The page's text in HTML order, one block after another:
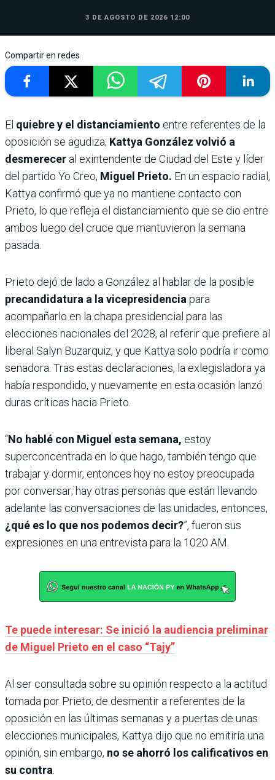
3 DE AGOSTO DE 2026 12:00
Compartir en redes
El quiebre y el distanciamiento entre referentes de la
oposición se agudiza; Kattya González volvió a
desmerecer al exintendente de Ciudad del Este y líder
del partido Yo Creo, Miguel Prieto. En un espacio radial,
Kattya confirmó que ya no mantiene contacto con
Prieto, lo que refleja el distanciamiento que se dio entre
ambos luego del cruce que mantuvieron la semana
pasada.
Prieto dejó de lado a González al hablar de la posible
precandidatura a la vicepresidencia para
acompañarlo en la chapa presidencial para las
elecciones nacionales del 2028, al referir que prefiere al
liberal Salyn Buzarquiz, y que Kattya solo podría ir como
senadora. Tras estas declaraciones, la exlegisladora ya
había respondido, y nuevamente en esta ocasión lanzó
duras críticas hacia Prieto.
“No hablé con Miguel esta semana, estoy
superconcentrada en lo que hago, también tengo que
trabajar y dormir, entonces hoy no estoy preocupada
por conversar; hay otras personas que están llevando
adelante las conversaciones de las unidades, entonces,
¿qué es lo que nos podemos decir?”, fueron sus
expresiones en una entrevista para la 1020 AM.
Te puede interesar: Se inició la audiencia preliminar
de Miguel Prieto en el caso “Tajy”
Al ser consultada sobre su opinión respecto a la actitud
tomada por Prieto, de desmentir a referentes de la
oposición en las últimas semanas y a puertas de unas
elecciones municipales, Kattya dijo que no emitiría una
opinión, sin embargo, no se ahorró los calificativos en
su contra